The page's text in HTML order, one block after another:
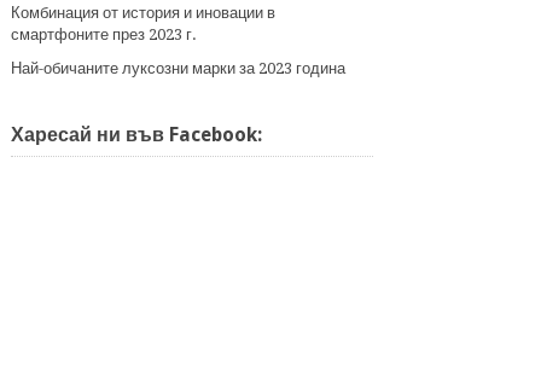
Комбинация от история и иновации в
смартфоните през 2023 г.
Най-обичаните луксозни марки за 2023 година
Харесай ни във Facebook: